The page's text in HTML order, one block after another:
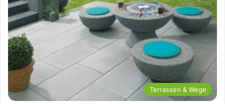
Terrassen & Wege